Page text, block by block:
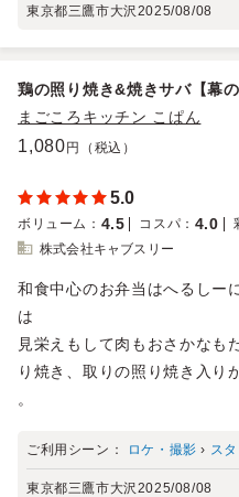
東京都三鷹市大沢2025/08/08
鶏の照り焼き&焼きサバ【幕の
まごころキッチン こぱん
1,080円（税込）
5.0
ボリューム ： 4.5 コスパ ： 4.0
株式会社キャブスリー
和食中心のお弁当はへるしー
は
見栄えもして肉もおさかなも
り焼き、取りの照り焼き入り
。
ご利用シーン： ロケ・撮影 › ス
東京都三鷹市大沢2025/08/08